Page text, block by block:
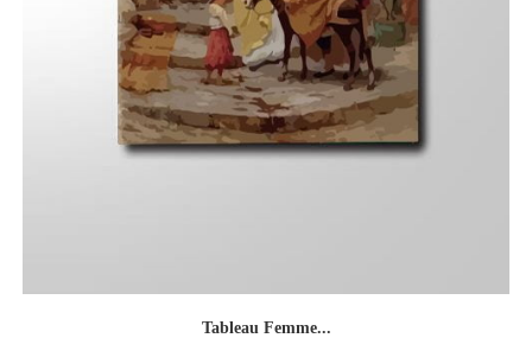
Tableau Femme...